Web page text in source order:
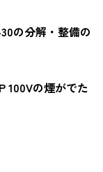
の分解・整備の
100Vの煙がでた